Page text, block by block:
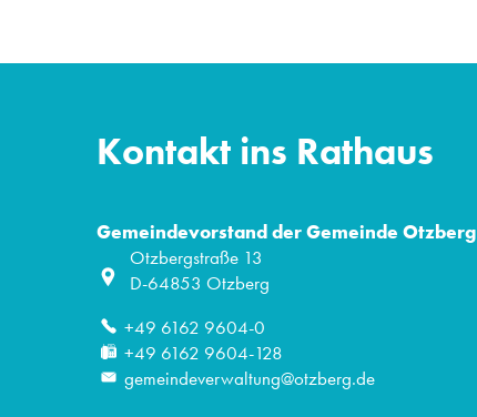
Kontakt ins Rathaus
Gemeindevorstand der Gemeinde Otzberg
Otzbergstraße 13
D-64853 Otzberg
+49 6162 9604-0
+49 6162 9604-128
gemeindeverwaltung@otzberg.de